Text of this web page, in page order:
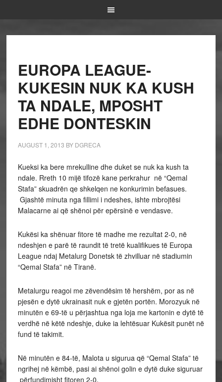
EUROPA LEAGUE-
KUKESIN NUK KA KUSH
TA NDALE, MPOSHT
EDHE DONTESKIN
AUGUST 1, 2013 BY DGRECA
Kueksi ka bere mrekulline dhe duket se nuk ka kush ta
ndale. Rreth 10 mijë tifozë kane perkrahur në “Qemal
Stafa” skuadrën qe shkelqen ne konkurimin befasues.
Gjashtë minuta nga fillimi i ndeshes, ishte mbrojtësi
Malacarne ai që shënoi për epërsinë e vendasve.
Kukësi ka shënuar fitore të madhe me rezultat 2-0, në
ndeshjen e parë të raundit të tretë kualifikues të Europa
League ndaj Metalurg Donetsk të zhvilluar në stadiumin
“Qemal Stafa” në Tiranë.
Metalurgu reagoi me zëvendësim të hershëm, por as në
pjesën e dytë ukrainasit nuk e gjetën portën. Morozyuk në
minutën e 69-të u përjashtua nga loja me kartonin e dytë të
verdhë në këtë ndeshje, duke ia lehtësuar Kukësit punët në
fund të takimit.
Në minutën e 84-të, Malota u sigurua që “Qemal Stafa” të
ngrihej në këmbë, pasi ai shënoi golin e dytë duke siguruar
përfundimisht fitoren 2-0.